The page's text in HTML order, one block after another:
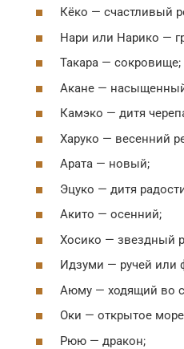
Кёко — счастливый
Нари или Нарико —
Такара — сокровище;
Акане —
Камэко — дитя
Харуко — весенний
Арата — новый;
Эцуко — дитя
Акито — осенний;
Хосико — звездный
Идзуми — ручей или
Аюму — ходящий во
Оки — открытое
Рюю — дракон;